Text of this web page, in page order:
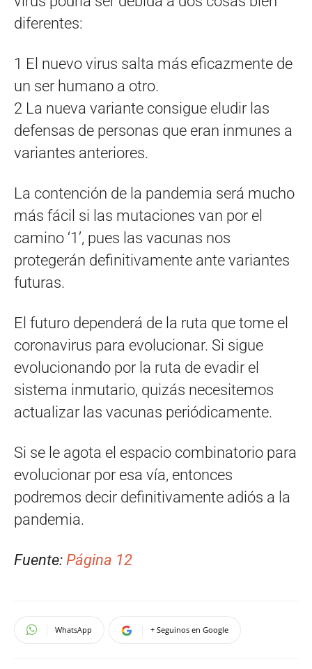
diferentes:
1 El nuevo virus salta más eficazmente de
un ser humano a otro.
2 La nueva variante consigue eludir las
defensas de personas que eran inmunes a
variantes anteriores.
La contención de la pandemia será mucho
más fácil si las mutaciones van por el
camino ‘1’, pues las vacunas nos
protegerán definitivamente ante variantes
futuras.
El futuro dependerá de la ruta que tome el
coronavirus para evolucionar. Si sigue
evolucionando por la ruta de evadir el
sistema inmutario, quizás necesitemos
actualizar las vacunas periódicamente.
Si se le agota el espacio combinatorio para
evolucionar por esa vía, entonces
podremos decir definitivamente adiós a la
pandemia.
Fuente: Página 12
WhatsApp + Seguinos en Google